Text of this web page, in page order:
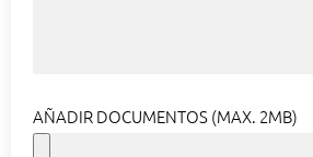
AÑADIR DOCUMENTOS (MAX. 2MB)